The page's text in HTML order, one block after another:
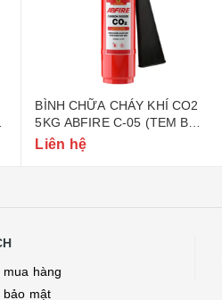
BÌNH CHỮA CHÁY KHÍ CO2
5KG ABFIRE C-05 (TEM BỘ
CÔNG AN)
Liên hệ
hàng
mật